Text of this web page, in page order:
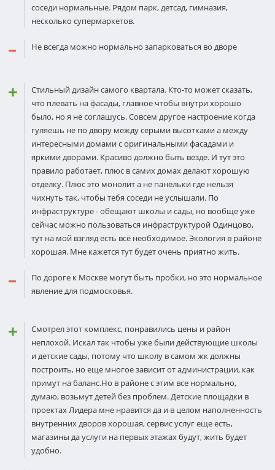
соседи нормальные. Рядом парк, детсад, гимназия,
несколько супермаркетов.
Не всегда можно нормально запарковаться во дворе
Стильный дизайн самого квартала. Кто-то может сказать,
что плевать на фасады, главное чтобы внутри хорошо
было, но я не соглашусь. Совсем другое настроение когда
гуляешь не по двору между серыми высотками а между
интересными домами с оригинальными фасадами и
яркими дворами. Красиво должно быть везде. И тут это
правило работает, плюс в самих домах делают хорошую
отделку. Плюс это монолит а не панельки где нельзя
чихнуть так, чтобы тебя соседи не услышали. По
инфраструктуре - обещают школы и сады, но вообще уже
сейчас можно пользоваться инфраструктурой Одинцово,
тут на мой взгляд есть всё необходимое. Экология в районе
хорошая. Мне кажется тут будет очень приятно жить.
По дороге к Москве могут быть пробки, но это нормальное
явление для подмосковья.
Смотрел этот комплекс, понравились цены и район
неплохой. Искал так чтобы уже были действующие школы
и детские сады, потому что школу в самом жк должны
построить, но еще многое зависит от администрации, как
примут на баланс.Но в районе с этим все нормально,
думаю, возьмут детей без проблем. Детские площадки в
проектах Лидера мне нравится да и в целом наполненность
внутренних дворов хорошая, сервис услуг еще есть,
магазины да услуги на первых этажах будут, жить будет
удобно.